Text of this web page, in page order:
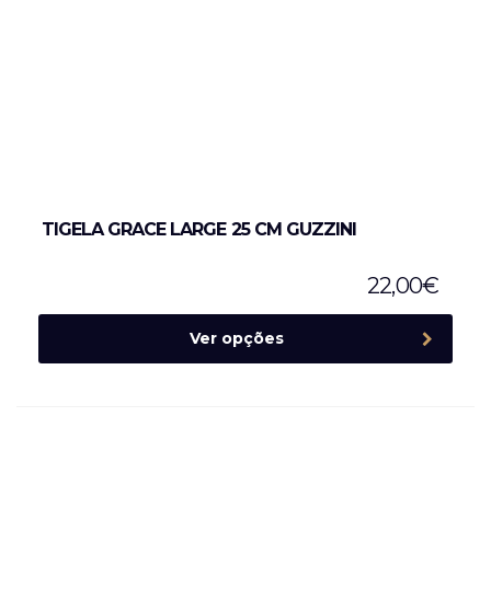
TIGELA GRACE LARGE 25 CM GUZZINI
22,00€
Ver opções